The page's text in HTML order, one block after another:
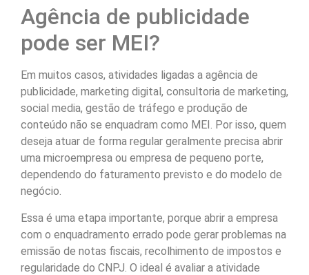
Agência de publicidade
pode ser MEI?
Em muitos casos, atividades ligadas a agência de
publicidade, marketing digital, consultoria de marketing,
social media, gestão de tráfego e produção de
conteúdo não se enquadram como MEI. Por isso, quem
deseja atuar de forma regular geralmente precisa abrir
uma microempresa ou empresa de pequeno porte,
dependendo do faturamento previsto e do modelo de
negócio.
Essa é uma etapa importante, porque abrir a empresa
com o enquadramento errado pode gerar problemas na
emissão de notas fiscais, recolhimento de impostos e
regularidade do CNPJ. O ideal é avaliar a atividade